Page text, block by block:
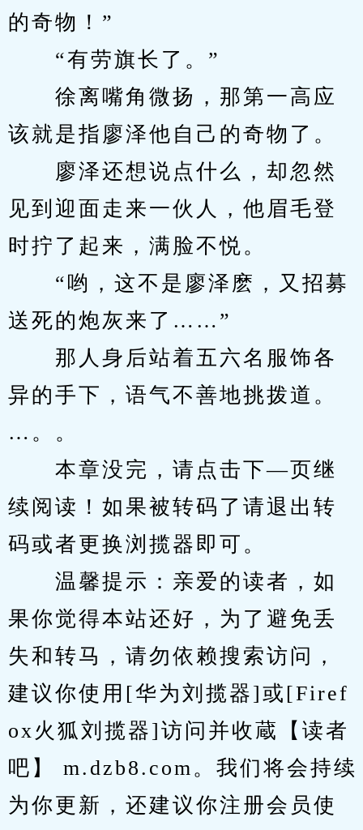
的奇物！”
“有劳旗长了。”
徐离嘴角微扬，那第一高应
该就是指廖泽他自己的奇物了。
廖泽还想说点什么，却忽然
见到迎面走来一伙人，他眉毛登
时拧了起来，满脸不悦。
“哟，这不是廖泽麽，又招募
送死的炮灰来了……”
那人身后站着五六名服饰各
异的手下，语气不善地挑拨道。
…。。
本章没完，请点击下—页继
续阅读！如果被转码了请退出转
码或者更换浏揽器即可。
温馨提示：亲爱的读者，如
果你觉得本站还好，为了避免丢
失和转马，请勿依赖搜索访问，
建议你使用[华为刘揽器]或[Firef
ox火狐刘揽器]访问并收蔵【读者
吧】 m.dzb8.com。我们将会持续
为你更新，还建议你注册会员使